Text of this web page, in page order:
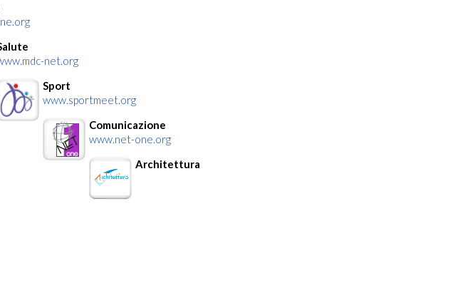
net.org
Sport
www.sportmeet.org
Comunicazione
www.net-one.org
Architettura